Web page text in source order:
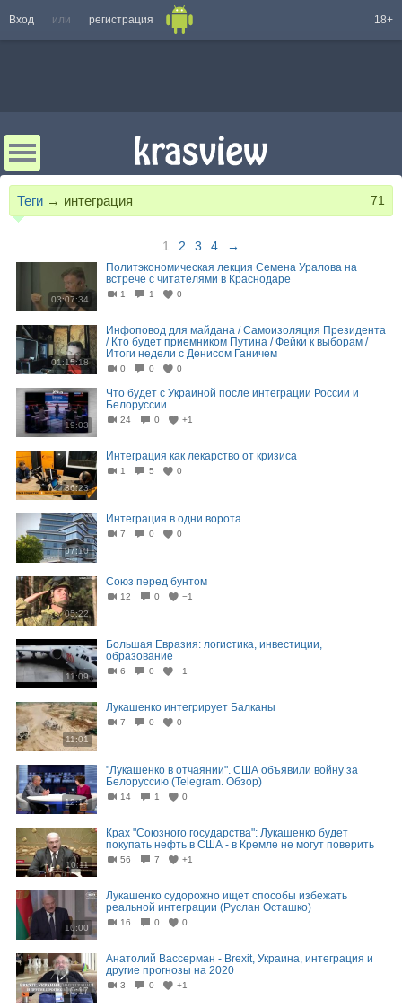
Вход или регистрация 18+
Теги → интеграция 71
1 2 3 4 →
03:07:34
Политэкономическая лекция Семена Уралова на
встрече с читателями в Краснодаре
1 1 0
01:15:18
Инфоповод для майдана / Самоизоляция Президента
/ Кто будет приемником Путина / Фейки к выборам /
Итоги недели с Денисом Ганичем
0 0 0
19:03
Что будет с Украиной после интеграции России и
Белоруссии
24 0 +1
36:23
Интеграция как лекарство от кризиса
1 5 0
07:10
Интеграция в одни ворота
7 0 0
05:22
Союз перед бунтом
12 0 −1
11:09
Большая Евразия: логистика, инвестиции,
образование
6 0 −1
11:01
Лукашенко интегрирует Балканы
7 0 0
12:14
"Лукашенко в отчаянии". США объявили войну за
Белоруссию (Telegram. Обзор)
14 1 0
10:11
Крах "Союзного государства": Лукашенко будет
покупать нефть в США - в Кремле не могут поверить
56 7 +1
10:00
Лукашенко судорожно ищет способы избежать
реальной интеграции (Руслан Осташко)
16 0 0
10:17
Анатолий Вассерман - Brexit, Украина, интеграция и
другие прогнозы на 2020
3 0 +1